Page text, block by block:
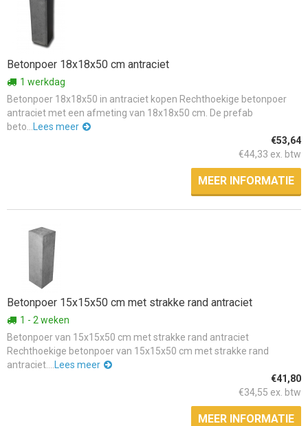
Betonpoer 18x18x50 cm antraciet
1 werkdag
Betonpoer 18x18x50 in antraciet kopen Rechthoekige betonpoer
antraciet met een afmeting van 18x18x50 cm. De prefab
beto... Lees meer
€53,64
€44,33 ex. btw
MEER INFORMATIE
Betonpoer 15x15x50 cm met strakke rand antraciet
1 - 2 weken
Betonpoer van 15x15x50 cm met strakke rand antraciet
Rechthoekige betonpoer van 15x15x50 cm met strakke rand
antraciet.... Lees meer
€41,80
€34,55 ex. btw
MEER INFORMATIE